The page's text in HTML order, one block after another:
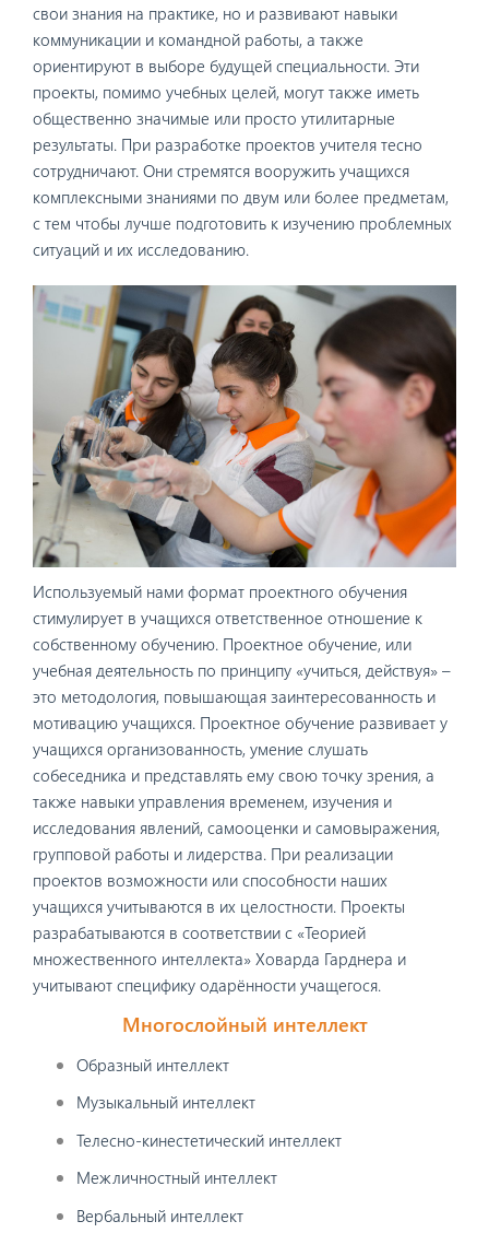
свои знания на практике, но и развивают навыки
коммуникации и командной работы, а также
ориентируют в выборе будущей специальности. Эти
проекты, помимо учебных целей, могут также иметь
общественно значимые или просто утилитарные
результаты. При разработке проектов учителя тесно
сотрудничают. Они стремятся вооружить учащихся
комплексными знаниями по двум или более предметам,
с тем чтобы лучше подготовить к изучению проблемных
ситуаций и их исследованию.
Используемый нами формат проектного обучения
стимулирует в учащихся ответственное отношение к
собственному обучению. Проектное обучение, или
учебная деятельность по принципу «учиться, действуя» –
это методология, повышающая заинтересованность и
мотивацию учащихся. Проектное обучение развивает у
учащихся организованность, умение слушать
собеседника и представлять ему свою точку зрения, а
также навыки управления временем, изучения и
исследования явлений, самооценки и самовыражения,
групповой работы и лидерства. При реализации
проектов возможности или способности наших
учащихся учитываются в их целостности. Проекты
разрабатываются в соответствии с «Теорией
множественного интеллекта» Ховарда Гарднера и
учитывают специфику одарённости учащегося.
Многослойный интеллект
Образный интеллект
Музыкальный интеллект
Телесно-кинестетический интеллект
Межличностный интеллект
Вербальный интеллект